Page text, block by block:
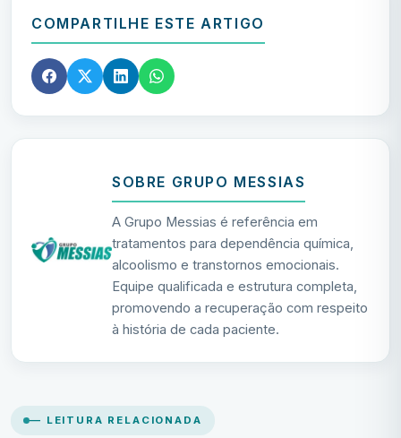
COMPARTILHE ESTE ARTIGO
SOBRE GRUPO MESSIAS
A Grupo Messias é referência em
tratamentos para dependência química,
alcoolismo e transtornos emocionais.
Equipe qualificada e estrutura completa,
promovendo a recuperação com respeito
à história de cada paciente.
— LEITURA RELACIONADA